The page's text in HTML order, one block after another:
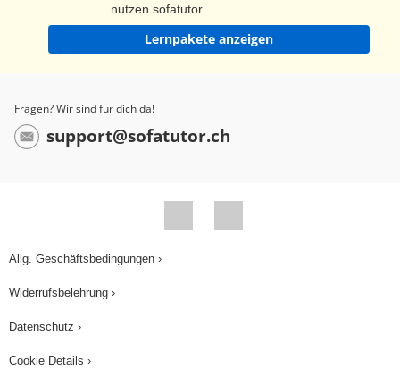
nutzen sofatutor
Lernpakete anzeigen
Fragen? Wir sind für dich da!
support@sofatutor.ch
Allg. Geschäftsbedingungen ›
Widerrufsbelehrung ›
Datenschutz ›
Cookie Details ›